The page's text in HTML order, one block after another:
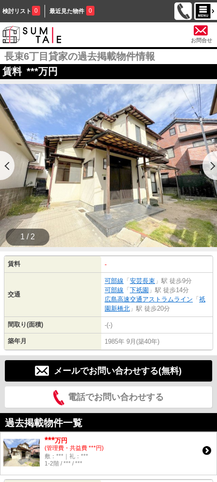
検討リスト 0 最近見た物件 0
お問合せ
長束6丁目貸家の過去掲載物件情報
賃料 ***万円
1 / 2
賃料 -
交通
可部線 「 安芸長束 」駅 徒歩9分
可部線 「 下祇園 」駅 徒歩14分
広島高速交通アストラムライン 「 祇
園新橋北 」駅 徒歩20分
間取り(面積) -(-)
築年月 1985年 9月(築40年)
メールでお問い合わせする(無料)
電話でお問い合わせする
過去掲載物件一覧
***万円
(管理費・共益費 ***円)
敷：***｜礼：***
1-2階 / *** / ***